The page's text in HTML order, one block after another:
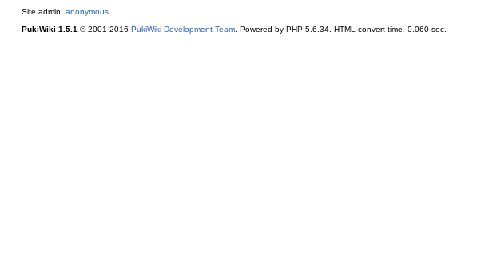
Site admin: anonymous
PukiWiki 1.5.1 © 2001-2016 PukiWiki Development Team. Powered by PHP 5.6.34. HTML convert time: 0.060 sec.